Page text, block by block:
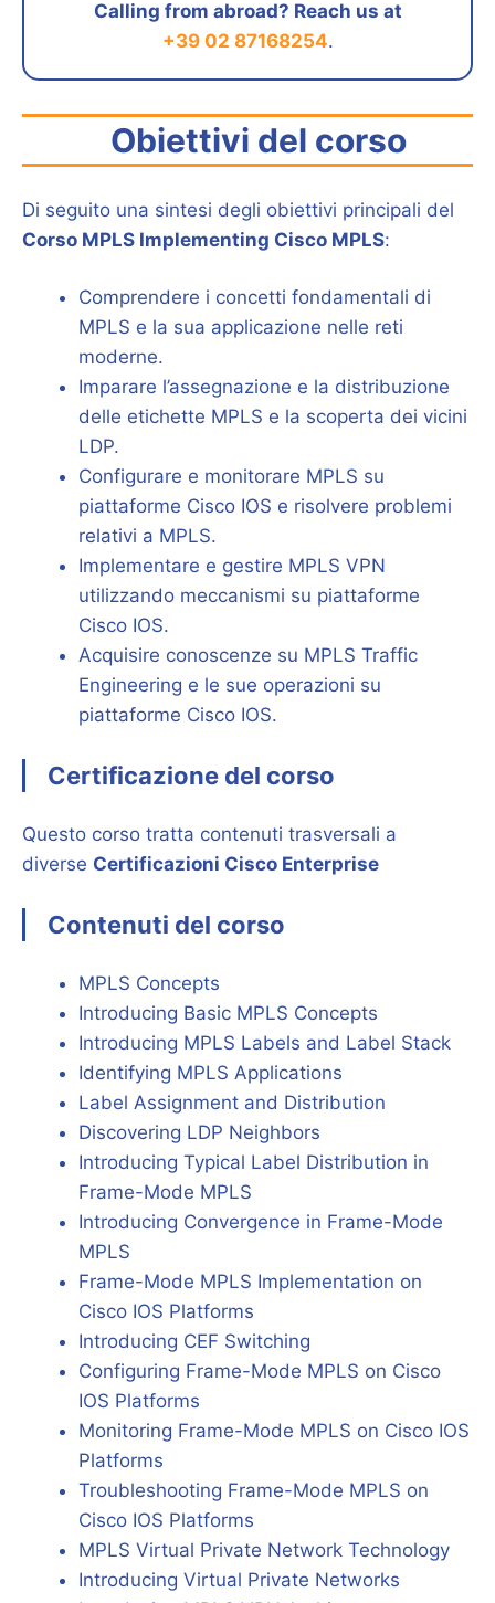
Calling from abroad? Reach us at
+39 02 87168254.
Obiettivi del corso
Di seguito una sintesi degli obiettivi principali del
Corso MPLS Implementing Cisco MPLS:
Comprendere i concetti fondamentali di
MPLS e la sua applicazione nelle reti
moderne.
Imparare l’assegnazione e la distribuzione
delle etichette MPLS e la scoperta dei vicini
LDP.
Configurare e monitorare MPLS su
piattaforme Cisco IOS e risolvere problemi
relativi a MPLS.
Implementare e gestire MPLS VPN
utilizzando meccanismi su piattaforme
Cisco IOS.
Acquisire conoscenze su MPLS Traffic
Engineering e le sue operazioni su
piattaforme Cisco IOS.
Certificazione del corso
Questo corso tratta contenuti trasversali a
diverse Certificazioni Cisco Enterprise
Contenuti del corso
MPLS Concepts
Introducing Basic MPLS Concepts
Introducing MPLS Labels and Label Stack
Identifying MPLS Applications
Label Assignment and Distribution
Discovering LDP Neighbors
Introducing Typical Label Distribution in
Frame-Mode MPLS
Introducing Convergence in Frame-Mode
MPLS
Frame-Mode MPLS Implementation on
Cisco IOS Platforms
Introducing CEF Switching
Configuring Frame-Mode MPLS on Cisco
IOS Platforms
Monitoring Frame-Mode MPLS on Cisco IOS
Platforms
Troubleshooting Frame-Mode MPLS on
Cisco IOS Platforms
MPLS Virtual Private Network Technology
Introducing Virtual Private Networks